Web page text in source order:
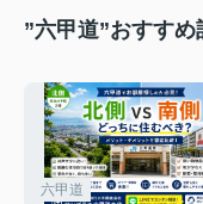
”六甲道”おすすめ
六甲道